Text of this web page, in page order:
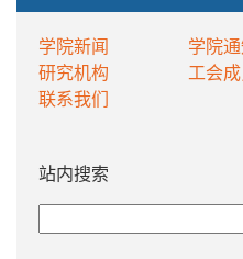
学院新闻 学院通
研究机构
工会成
联系我们
站内搜索